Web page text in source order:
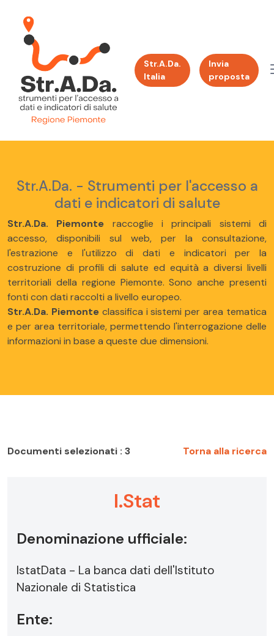
Str.A.Da.
Italia
Invia
proposta
Str.A.Da. - Strumenti per l'accesso a
dati e indicatori di salute
Str.A.Da. Piemonte raccoglie i principali sistemi di
accesso, disponibili sul web, per la consultazione,
l'estrazione e l'utilizzo di dati e indicatori per la
costruzione di profili di salute ed equità a diversi livelli
territoriali della regione Piemonte. Sono anche presenti
fonti con dati raccolti a livello europeo.
Str.A.Da. Piemonteclassifica i sistemi per area tematica
e per area territoriale, permettendo l'interrogazione delle
informazioni in base a queste due dimensioni.
Documenti selezionati : 3 Torna alla ricerca
I.Stat
Denominazione ufficiale:
IstatData - La banca dati dell'Istituto
Nazionale di Statistica
Ente: